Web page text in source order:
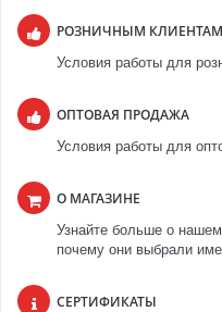
РОЗНИЧНЫМ КЛИЕНТАМ
Условия работы для
ОПТОВАЯ ПРОДАЖА
Условия работы для
О МАГАЗИНЕ
Узнайте больше о
почему они выбрали
СЕРТИФИКАТЫ